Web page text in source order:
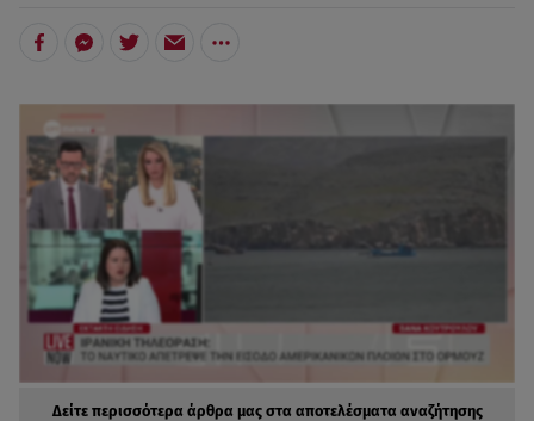
Δείτε περισσότερα άρθρα μας στα αποτελέσματα αναζήτησης